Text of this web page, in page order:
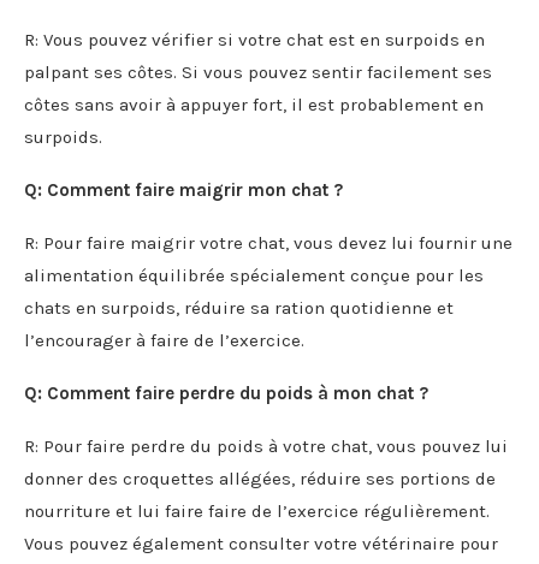
R: Vous pouvez vérifier si votre chat est en surpoids en
palpant ses côtes. Si vous pouvez sentir facilement ses
côtes sans avoir à appuyer fort, il est probablement en
surpoids.
Q: Comment faire maigrir mon chat ?
R: Pour faire maigrir votre chat, vous devez lui fournir une
alimentation équilibrée spécialement conçue pour les
chats en surpoids, réduire sa ration quotidienne et
l’encourager à faire de l’exercice.
Q: Comment faire perdre du poids à mon chat ?
R: Pour faire perdre du poids à votre chat, vous pouvez lui
donner des croquettes allégées, réduire ses portions de
nourriture et lui faire faire de l’exercice régulièrement.
Vous pouvez également consulter votre vétérinaire pour